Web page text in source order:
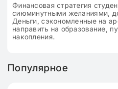
Финансовая стратегия
сиюминутными желаниями,
Деньги, сэкономленные на
направить на образование,
накопления.
Популярное